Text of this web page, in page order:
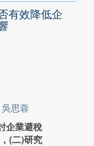
有效降低企
吳思蓉
企業避稅
(二)研究